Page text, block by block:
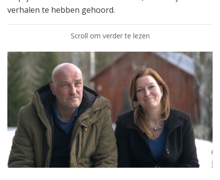
verhalen te hebben gehoord.
Scroll om verder te lezen